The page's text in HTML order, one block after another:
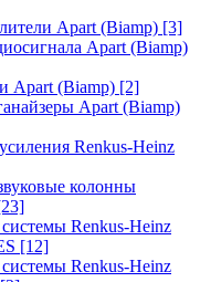
Apart (Biamp) [3]
Apart (Biamp)
Apart (Biamp) [2]
Apart (Biamp)
Renkus-Heinz
колонны
Renkus-Heinz
[12]
Renkus-Heinz